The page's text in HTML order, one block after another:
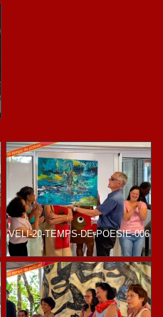
VELI-20-TEMPS-DE-POESIE-006